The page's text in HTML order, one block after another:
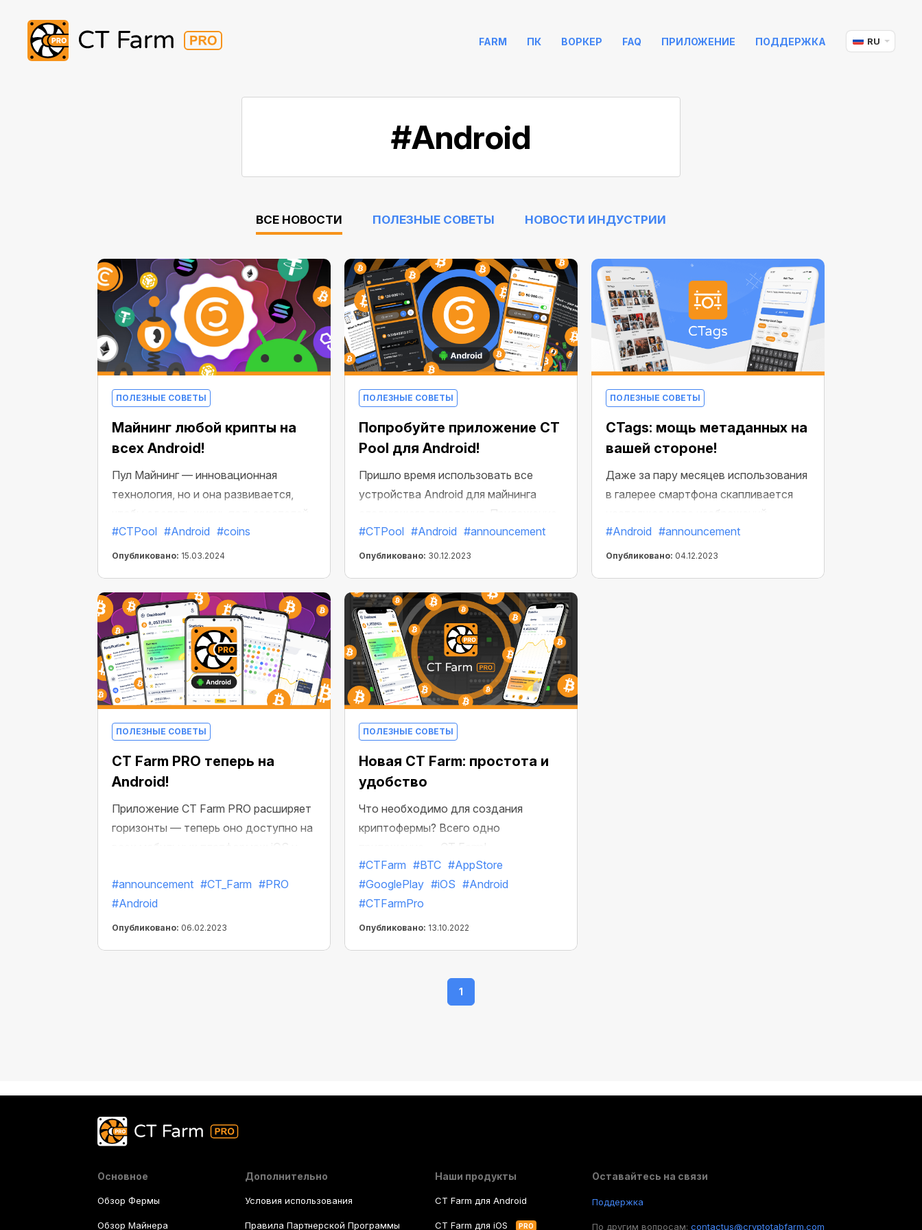
FARM ПК ВОРКЕР FAQ ПРИЛОЖЕНИЕ ПОДДЕРЖКА RU
#Android
ВСЕ НОВОСТИ ПОЛЕЗНЫЕ СОВЕТЫ НОВОСТИ ИНДУСТРИИ
ПОЛЕЗНЫЕ СОВЕТЫ
Майнинг любой крипты на
всех Android!
Пул Майнинг — инновационная
технология, но и она развивается,
проще и удобнее! Вы уже знаете, что
недавно CT Pool стал доступен в
Android-устройств. Теперь в
приложении CT Pool появилось еще
несколько уникальных возможностей!
#CTPool #Android #coins
Опубликовано: 15.03.2024
ПОЛЕЗНЫЕ СОВЕТЫ
Попробуйте приложение CT
Pool для Android!
Пришло время использовать все
устройства Android для майнинга
следующего поколения. Приложение
CT Pool уже доступно на Google Play!
#CTPool #Android #announcement
Опубликовано: 30.12.2023
ПОЛЕЗНЫЕ СОВЕТЫ
CTags: мощь метаданных на
вашей стороне!
Даже за пару месяцев использования
в галерее смартфона скапливается
Сохраненные картинки, скриншоты,
фотографии…Что уж говорить о том,
#Android #announcement
Опубликовано: 04.12.2023
ПОЛЕЗНЫЕ СОВЕТЫ
CT Farm PRO теперь на
Android!
Приложение CT Farm PRO расширяет
горизонты — теперь оно доступно на
всех мобильных платформах: iOS и
управляйте фермой из любой точки
мира и с любых устройств.
#announcement #CT_Farm #PRO
#Android
Опубликовано: 06.02.2023
ПОЛЕЗНЫЕ СОВЕТЫ
Новая CT Farm: простота и
удобство
Что необходимо для создания
криптофермы? Всего одно
приложение — CT Farm!
#CTFarm #BTC #AppStore
#GooglePlay #iOS #Android
#CTFarmPro
Опубликовано: 13.10.2022
1
Основное
Обзор Фермы
Обзор Майнера
Дополнительно
Условия использования
Правила Партнерской Программы
Наши продукты
CT Farm для Android
CT Farm для iOS PRO
Оставайтесь на связи
Поддержка
По другим вопросам: contactus@cryptotabfarm.com